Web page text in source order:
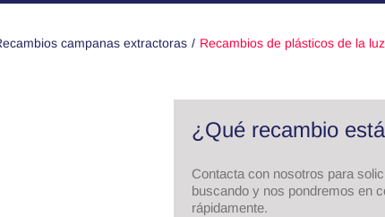
campanas extractoras Recambios de plásticos de la
¿Qué recambio
Contacta con nosotros para
buscando y nos pondremos en
rápidamente.